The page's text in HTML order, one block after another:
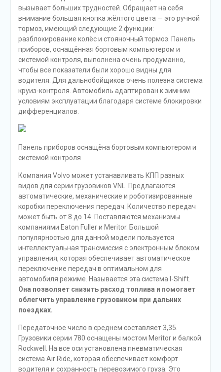
вызывает больших трудностей. Обращает на себя
внимание большая кнопка жёлтого цвета — это ручной
тормоз, имеющий следующие 2 функции:
разблокирование колёс и стояночный тормоз. Панель
приборов, оснащённая бортовым компьютером и
системой контроля, выполнена очень продуманно,
чтобы все показатели были хорошо видны для
водителя. Для дальнобойщиков очень полезна система
круиз-контроля. Автомобиль адаптирован к зимним
условиям эксплуатации благодаря системе блокировки
дифференциалов.
Панель приборов оснащёна бортовым компьютером и
системой контроля
Компания Volvo может устанавливать КПП разных
видов для серии грузовиков VNL. Предлагаются
автоматические, механические и роботизированные
коробки переключения передач. Количество передач
может быть от 8 до 14. Поставляются механизмы
компаниями Eaton Fuller и Meritor. Большой
популярностью для данной модели пользуется
интеллектуальная трансмиссия с электронным блоком
управления, которая обеспечивает автоматическое
переключение передач в оптимальном для
автомобиля режиме. Называется эта система I-Shift.
Она позволяет снизить расход топлива и помогает
облегчить управление грузовиком при дальних
поездках.
Передаточное число в среднем составляет 3,35.
Грузовики серии 780 оснащены мостом Meritor и балкой
Rockwell. На все оси установлена пневматическая
система Air Ride, которая обеспечивает комфорт
водителя и сохранность перевозимого груза. Это